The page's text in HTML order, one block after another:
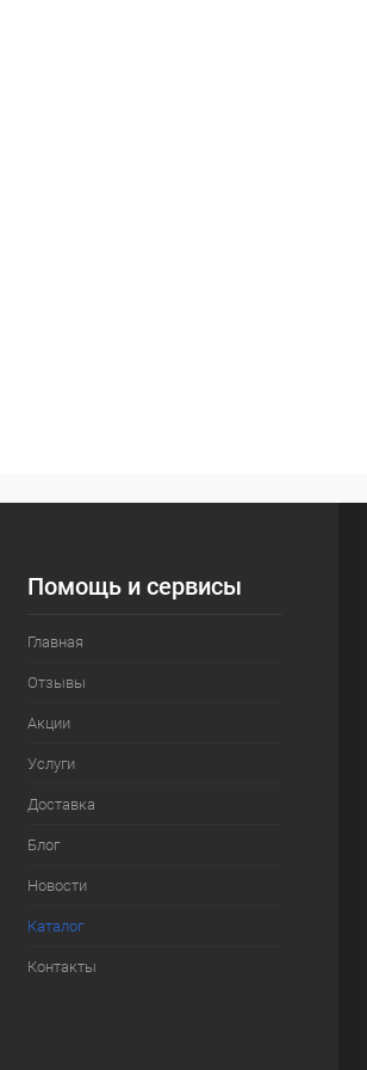
Помощь и сервисы
Главная
Отзывы
Акции
Услуги
Доставка
Блог
Новости
Каталог
Контакты